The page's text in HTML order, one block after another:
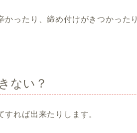
かったり、締め付けがきつかったり
ない？
すれば出来たりします。